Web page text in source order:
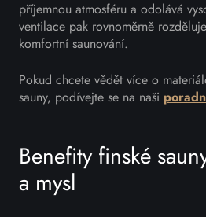
příjemnou atmosféru a odolává
ventilace pak rovnoměrně
komfortní saunování.
Pokud chcete vědět více o
sauny, podívejte se na naši
Benefity finské
a mysl